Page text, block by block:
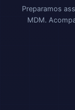
Preparamos
MDM.